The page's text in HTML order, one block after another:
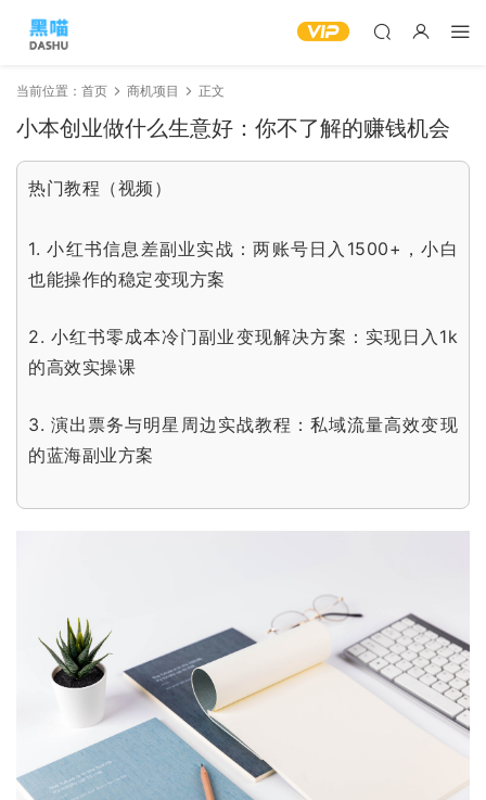
当前位置： 首页 商机项目 正文
小本创业做什么生意好：你不了解的赚钱机会
热门教程（视频）
1.小红书信息差副业实战：两账号日入1500+，小白
也能操作的稳定变现方案
2.小红书零成本冷门副业变现解决方案：实现日入1k
的高效实操课
3.演出票务与明星周边实战教程：私域流量高效变现
的蓝海副业方案